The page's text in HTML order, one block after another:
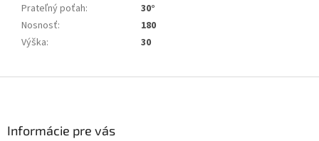
Prateľný poťah:
30°
Nosnosť:
180
Výška: 30
Informácie pre vás